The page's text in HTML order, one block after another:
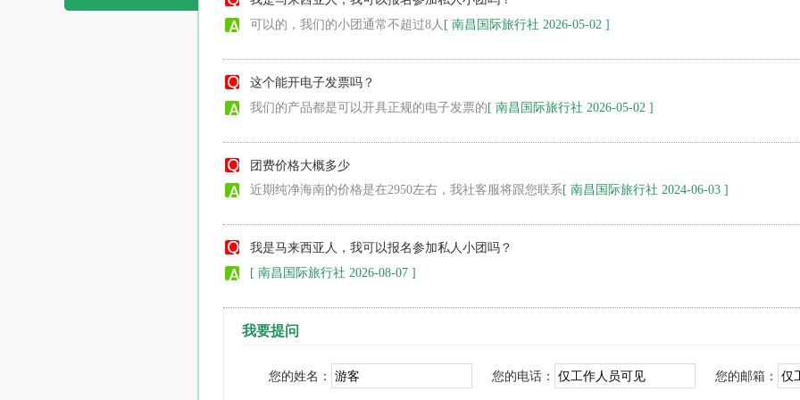
可以的，我们的小团通常不超过8人 [ 南昌国际旅行社 2026-05-02 ]
这个能开电子发票吗？
我们的产品都是可以开具正规的电子发票的[ 南昌国际旅行社 2026-05-02 ]
团费价格大概多少
近期纯净海南的价格是在2950左右，我社客服将跟您联系[ 南昌国际旅行社 2024-06-03 ]
我是马来西亚人，我可以报名参加私人小团吗？
[ 南昌国际旅行社 2026-08-07 ]
我要提问
您的姓名： 您的电话： 您的邮箱：